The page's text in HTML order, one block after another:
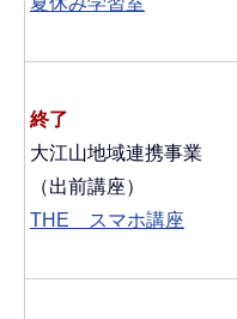
終了
大江山地域連携事業
（出前講座）
THE スマホ講座